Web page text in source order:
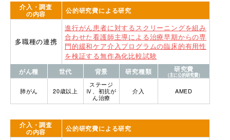
介入・調査
の内容 公的研究費による研究
多職種の連携
進行がん患者に対するスクリーニングを組み
合わせた看護師主導による治療早期からの専
門的緩和ケア介入プログラムの臨床的有用性
を検証する無作為化比較試験
がん種 世代 背景 研究種類 研究費
（主に公的研究費）
肺がん 20歳以上
ステージ
Ⅳ、初抗が
ん治療
介入 AMED
介入・調査
の内容 公的研究費による研究